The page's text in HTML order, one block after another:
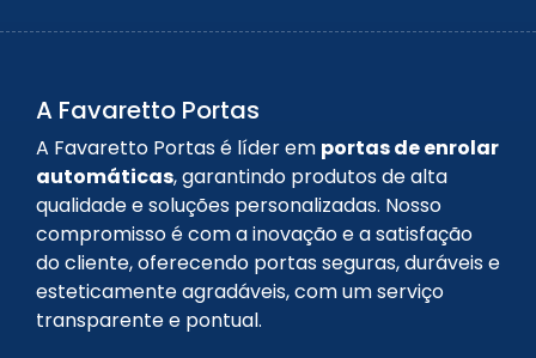
A Favaretto Portas
A Favaretto Portas é líder em portas de enrolar
automáticas, garantindo produtos de alta
qualidade e soluções personalizadas. Nosso
compromisso é com a inovação e a satisfação
do cliente, oferecendo portas seguras, duráveis e
esteticamente agradáveis, com um serviço
transparente e pontual.